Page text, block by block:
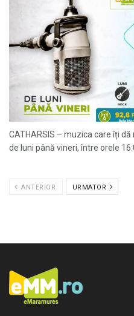
CATHARSIS – muzica care îți
de luni până vineri, între orele
ANTERIOR URMATOR